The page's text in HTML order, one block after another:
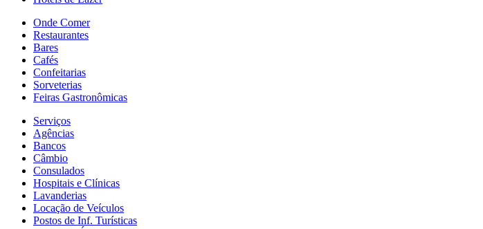
Onde Comer
Restaurantes
Bares
Cafés
Confeitarias
Sorveterias
Feiras Gastronômicas
Serviços
Agências
Bancos
Câmbio
Consulados
Hospitais e Clínicas
Lavanderias
Locação de Veículos
Postos de Inf. Turísticas